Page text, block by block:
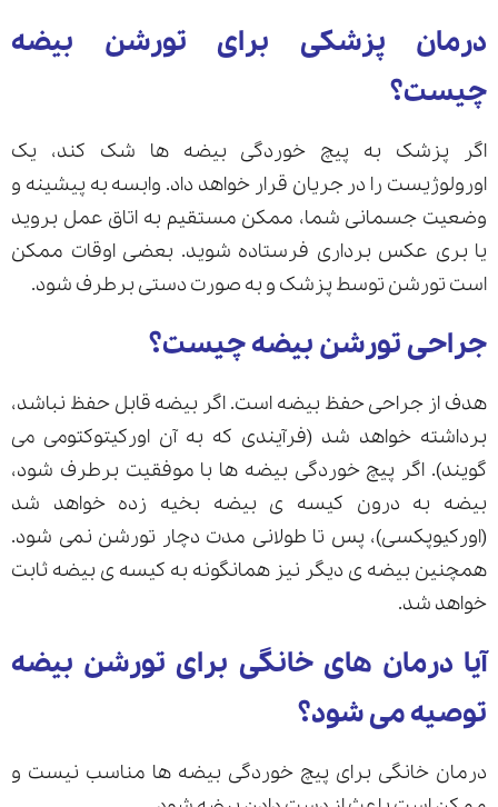
درمان پزشکی برای تورشن بیضه
چیست؟
اگر پزشک به پیچ خوردگی بیضه ها شک کند، یک
اورولوژیست را در جریان قرار خواهد داد. وابسه به پیشینه و
وضعیت جسمانی شما، ممکن مستقیم به اتاق عمل بروید
یا بری عکس برداری فرستاده شوید. بعضی اوقات ممکن
است تورشن توسط پزشک و به صورت دستی برطرف شود.
جراحی تورشن بیضه چیست؟
هدف از جراحی حفظ بیضه است. اگر بیضه قابل حفظ نباشد،
برداشته خواهد شد (فرآیندی که به آن اورکیتوکتومی می
گویند). اگر پیچ خوردگی بیضه ها با موفقیت برطرف شود،
بیضه به درون کیسه ی بیضه بخیه زده خواهد شد
(اورکیوپکسی)، پس تا طولانی مدت دچار تورشن نمی شود.
همچنین بیضه ی دیگر نیز همانگونه به کیسه ی بیضه ثابت
خواهد شد.
آیا درمان های خانگی برای تورشن بیضه
توصیه می شود؟
درمان خانگی برای پیچ خوردگی بیضه ها مناسب نیست و